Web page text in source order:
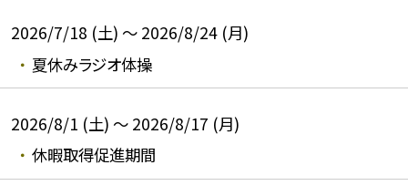
2026/7/18 (土) ～ 2026/8/24 (月)
夏休みラジオ体操
2026/8/1 (土) ～ 2026/8/17 (月)
休暇取得促進期間